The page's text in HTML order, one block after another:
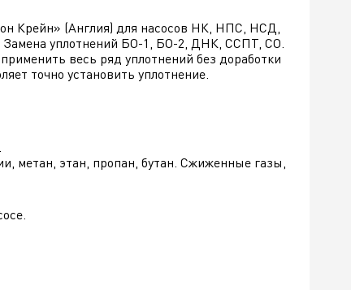
Крейн» (Англия) для насосов НК, НПС, НСД,
уплотнений БО-1, БО-2, ДНК, ССПТ, СО.
весь ряд уплотнений без доработки
точно установить уплотнение.
метан, этан, пропан, бутан. Сжиженные газы,